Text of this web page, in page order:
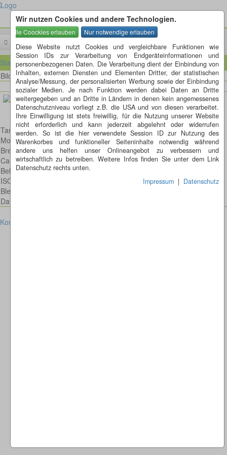
Wir nutzen Cookies und andere Technologien.
Diese Website nutzt Cookies und vergleichbare Funktionen wie
Session IDs zur Verarbeitung von Endgeräteinformationen und
personenbezogenen Daten. Die Verarbeitung dient der Einbindung von
Inhalten, externen Diensten und Elementen Dritter, der statistischen
Analyse/Messung, der personalisierten Werbung sowie der Einbindung
sozialer Medien. Je nach Funktion werden dabei Daten an Dritte
weitergegeben und an Dritte in Ländern in denen kein angemessenes
Datenschutzniveau vorliegt z.B. die USA und von diesen verarbeitet.
Ihre Einwilligung ist stets freiwillig, für die Nutzung unserer Website
nicht erforderlich und kann jederzeit abgelehnt oder widerrufen
werden. So ist die hier verwendete Session ID zur Nutzung des
Warenkorbes und funktioneller Seiteninhalte notwendig während
andere uns helfen unser Onlineangebot zu verbessern und
wirtschaftlich zu betreiben. Weitere Infos finden Sie unter dem Link
Datenschutz rechts unten.
Impressum | Datenschutz
Startseite
Bild 50 von 52Bilder
Tannenmeise
Model: Canon EOS 600D
Brennweite: 100mm
Canon EF 100mm 2,8 L IS USM Macro
Belichtungsdauer : 1/160
ISO: 250
Blende: f/4.0
Datum: 2014:08:09 11:59:37
Kontakt